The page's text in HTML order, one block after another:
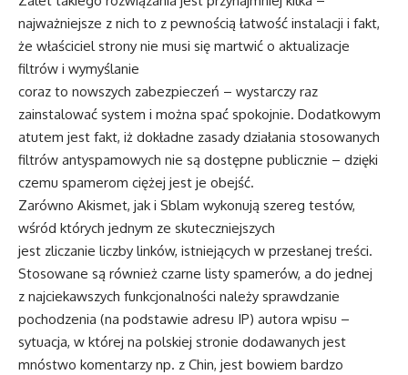
najważniejsze z nich to z pewnością łatwość instalacji i fakt,
że właściciel strony nie musi się martwić o aktualizacje
filtrów i wymyślanie
coraz to nowszych zabezpieczeń – wystarczy raz
zainstalować system i można spać spokojnie. Dodatkowym
atutem jest fakt, iż dokładne zasady działania stosowanych
filtrów antyspamowych nie są dostępne publicznie – dzięki
czemu spamerom ciężej jest je obejść.
Zarówno Akismet, jak i Sblam wykonują szereg testów,
wśród których jednym ze skuteczniejszych
jest zliczanie liczby linków, istniejących w przesłanej treści.
Stosowane są również czarne listy spamerów, a do jednej
z najciekawszych funkcjonalności należy sprawdzanie
pochodzenia (na podstawie adresu IP) autora wpisu –
sytuacja, w której na polskiej stronie dodawanych jest
mnóstwo komentarzy np. z Chin, jest bowiem bardzo